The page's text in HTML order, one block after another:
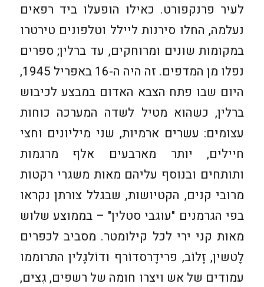
לעיר פרנקפורט. כאילו הופעלו ביד רפאים
נעלמה, החלו סירנות ליילל וטלפונים טירטרו
במקומות שונים ומרוחקים, עד ברלין; ספרים
נפלו מן המדפים. זה היה ה-16 באפריל 1945,
היום שבו פתח הצבא האדום במבצע לכיבוש
ברלין, כשהוא מטיל לשדה המערכה כוחות
עצומים: עשרים ארמיות, שני מיליונים וחצי
חיילים, יותר מארבעים אלף מרגמות
ותותחים ובנוסף עליהם מאות משגרי רקטות
מרובי קנים, הקטיושות, שבגלל צורתן נקראו
בפי הגרמנים "עוגבי סטלין" – בממוצע שלוש
מאות קני ירי לכל קילומטר. מסביב לכפרים
לֶטשין, זֶלוֹב, פרידֶרסדוֹרף ודוֹלגֶלין התרוממו
עמודים של אש ויצרו חומה של רשפים, גִצים,